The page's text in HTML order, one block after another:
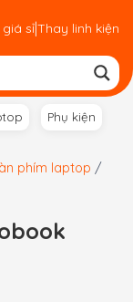
giá sỉ|Thay linh kiện
Phụ kiện
phím laptop /